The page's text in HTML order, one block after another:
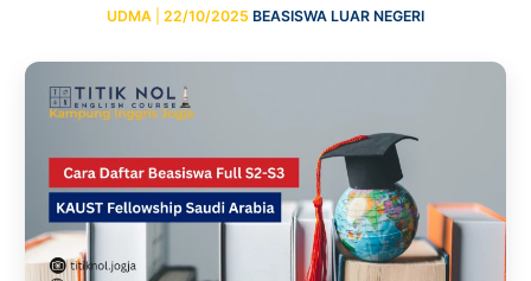
UDMA 22/10/2025 BEASISWA LUAR NEGERI